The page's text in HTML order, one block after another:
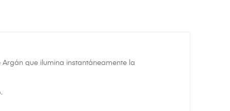
que ilumina instantáneamente la